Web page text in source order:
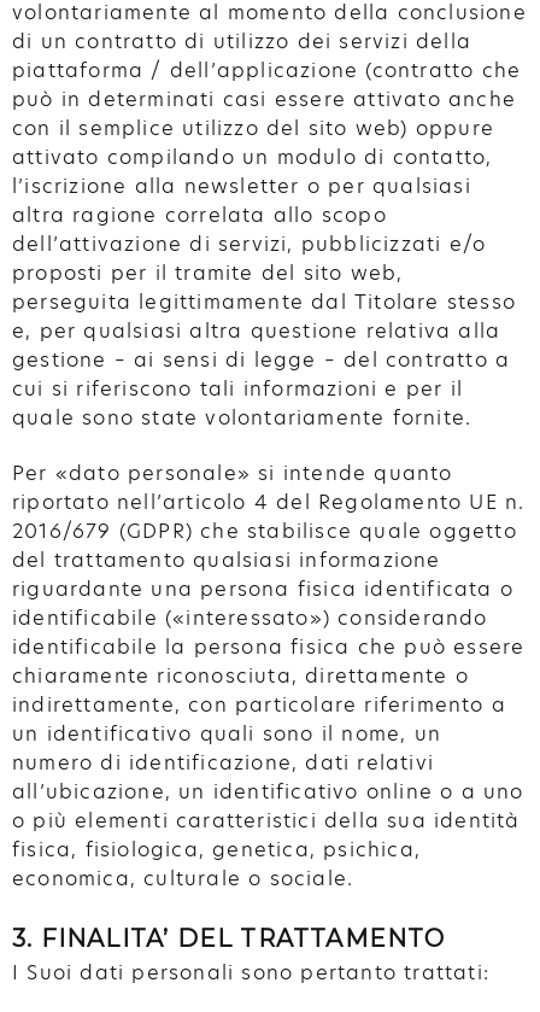
volontariamente al momento della conclusione
di un contratto di utilizzo dei servizi della
piattaforma / dell’applicazione (contratto che
può in determinati casi essere attivato anche
con il semplice utilizzo del sito web) oppure
attivato compilando un modulo di contatto,
l’iscrizione alla newsletter o per qualsiasi
altra ragione correlata allo scopo
dell’attivazione di servizi, pubblicizzati e/o
proposti per il tramite del sito web,
perseguita legittimamente dal Titolare stesso
e, per qualsiasi altra questione relativa alla
gestione – ai sensi di legge – del contratto a
cui si riferiscono tali informazioni e per il
quale sono state volontariamente fornite.
Per «dato personale» si intende quanto
riportato nell’articolo 4 del Regolamento UE n.
2016/679 (GDPR) che stabilisce quale oggetto
del trattamento qualsiasi informazione
riguardante una persona fisica identificata o
identificabile («interessato») considerando
identificabile la persona fisica che può essere
chiaramente riconosciuta, direttamente o
indirettamente, con particolare riferimento a
un identificativo quali sono il nome, un
numero di identificazione, dati relativi
all’ubicazione, un identificativo online o a uno
o più elementi caratteristici della sua identità
fisica, fisiologica, genetica, psichica,
economica, culturale o sociale.
3. FINALITA’ DEL TRATTAMENTO
I Suoi dati personali sono pertanto trattati: